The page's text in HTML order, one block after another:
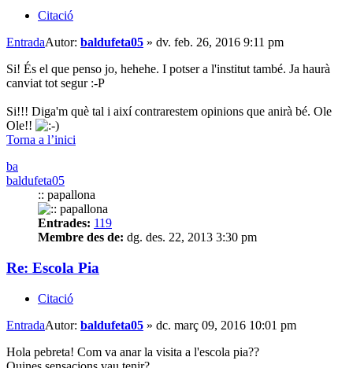
Citació
EntradaAutor: baldufeta05 » dv. feb. 26, 2016 9:11 pm
Si! És el que penso jo, hehehe. I potser a l'institut també. Ja haurà
canviat tot segur :-P
Si!!! Diga'm què tal i així contrarestem opinions que anirà bé. Ole
Ole!!
Torna a l’inici
ba
baldufeta05
:: papallona
Entrades: 119
Membre des de: dg. des. 22, 2013 3:30 pm
Re: Escola Pia
Citació
EntradaAutor: baldufeta05 » dc. març 09, 2016 10:01 pm
Hola pebreta! Com va anar la visita a l'escola pia??